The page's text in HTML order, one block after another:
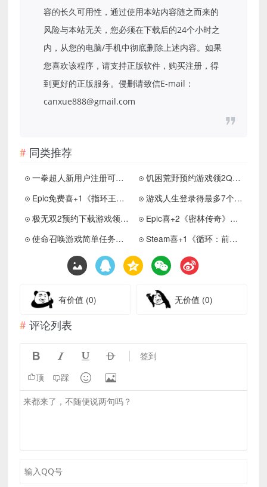
容的长久可用性，通过使用本站内容随之而来的
风险与本站无关，您必须在下载后的24个小时之
内，从您的电脑/手机中彻底删除上述内容。如果
您喜欢该程序，请支持正版软件，购买注册，得
到更好的正版服务。侵删请致信E-mail：
canxue888@gmail.com
同类推荐
一拳超人新用户注册可领取Q币合集 速度领
饥困荒野预约游戏领2Q币卡券
Epic免费喜+1《指环王：重返摩瑞亚》
游戏人生登录得最多7个Q币
极无双2预约下载游戏领2元红包
Epic喜+2《密林传奇》《沉默年代》
使命召唤游戏简单任务抽3Q币
Steam喜+1《循环：前线》
有价值 (0) 无价值 (0)
评论列表
    签到
顶 踩  